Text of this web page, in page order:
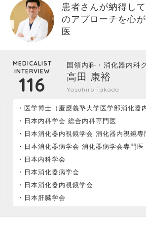
患者さんが納得し
のアプローチを心
医
MEDICALIST
INTERVIEW
116
国領内科・消化器内科
高田 康裕
Yasuhiro Takada
医学博士（慶應義塾大学医学部消化器
日本内科学会 総合内科専門医
日本消化器内視鏡学会 消化器内視鏡専
日本消化器病学会 消化器病学会専門医
日本内科学会
日本消化器病学会
日本消化器内視鏡学会
日本肝臓学会